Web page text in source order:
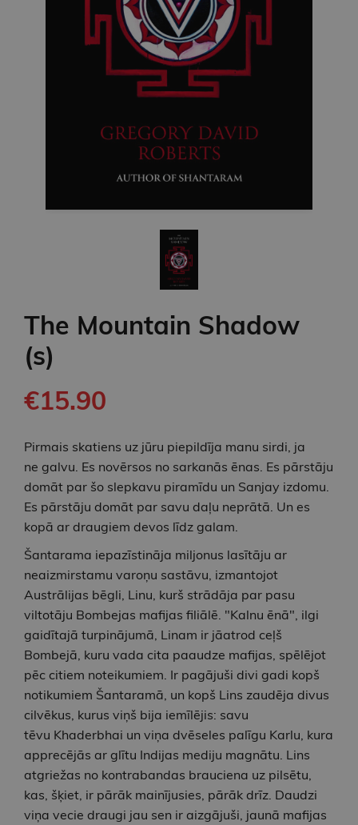
The Mountain Shadow
(s)
€15.90
Pirmais skatiens uz jūru piepildīja manu sirdi, ja
ne galvu. Es novērsos no sarkanās ēnas. Es pārstāju
domāt par šo slepkavu piramīdu un Sanjay izdomu.
Es pārstāju domāt par savu daļu neprātā. Un es
kopā ar draugiem devos līdz galam.
Šantarama iepazīstināja miljonus lasītāju ar
neaizmirstamu varoņu sastāvu, izmantojot
Austrālijas bēgli, Linu, kurš strādāja par pasu
viltotāju Bombejas mafijas filiālē. "Kalnu ēnā", ilgi
gaidītajā turpinājumā, Linam ir jāatrod ceļš
Bombejā, kuru vada cita paaudze mafijas, spēlējot
pēc citiem noteikumiem. Ir pagājuši divi gadi kopš
notikumiem Šantaramā, un kopš Lins zaudēja divus
cilvēkus, kurus viņš bija iemīlējis: savu
tēvu Khaderbhai un viņa dvēseles palīgu Karlu, kura
apprecējās ar glītu Indijas mediju magnātu. Lins
atgriežas no kontrabandas brauciena uz pilsētu,
kas, šķiet, ir pārāk mainījusies, pārāk drīz. Daudzi
viņa vecie draugi jau sen ir aizgājuši, jaunā mafijas